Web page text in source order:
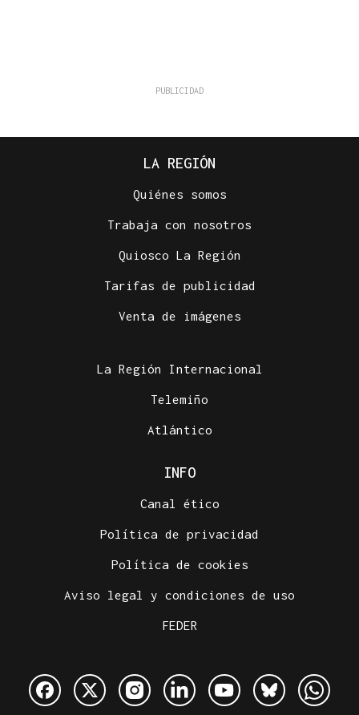
LA REGIÓN
Quiénes somos
Trabaja con nosotros
Quiosco La Región
Tarifas de publicidad
Venta de imágenes
La Región Internacional
Telemiño
Atlántico
INFO
Canal ético
Política de privacidad
Política de cookies
Aviso legal y condiciones de uso
FEDER